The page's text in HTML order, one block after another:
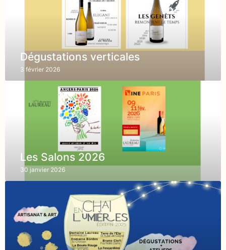
Dégustations verticales
3 février 2026
Les Salons 2026
30 janvier 2026